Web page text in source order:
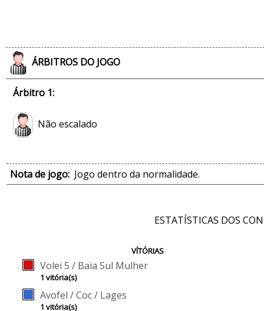
ÁRBITROS DO JOGO
Árbitro 1:
Não escalado
Nota de jogo: Jogo dentro da normalidade.
ESTATÍSTICAS DOS
VÍTÓRIAS
Volei 5 / Baia Sul Mulher
1 vitória(s)
Avofel / Coc / Lages
1 vitória(s)